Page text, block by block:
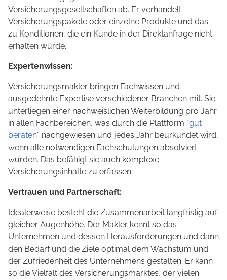
Versicherungsgesellschaften ab. Er verhandelt
Versicherungspakete oder einzelne Produkte und das
zu Konditionen, die ein Kunde in der Direktanfrage nicht
erhalten würde.
Expertenwissen:
Versicherungsmakler bringen Fachwissen und
ausgedehnte Expertise verschiedener Branchen mit. Sie
unterliegen einer nachweislichen Weiterbildung pro Jahr
in allen Fachbereichen, was durch die Plattform "gut
beraten" nachgewiesen und jedes Jahr beurkundet wird,
wenn alle notwendigen Fachschulungen absolviert
wurden. Das befähigt sie auch komplexe
Versicherungsinhalte zu erfassen.
Vertrauen und Partnerschaft:
Idealerweise besteht die Zusammenarbeit langfristig auf
gleicher Augenhöhe. Der Makler kennt so das
Unternehmen und dessen Herausforderungen und dann
den Bedarf und die Ziele optimal dem Wachstum und
der Zufriedenheit des Unternehmens gestalten. Er kann
so die Vielfalt des Versicherungsmarktes, der vielen